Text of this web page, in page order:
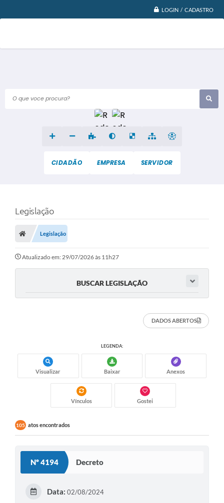
LOGIN / CADASTRO
O que voce procura?
CIDADÃO EMPRESA SERVIDOR
Legislação
Legislação
Atualizado em: 29/07/2026 às 11h27
BUSCAR LEGISLAÇÃO
DADOS ABERTOS
LEGENDA:
Visualizar Baixar Anexos
Vínculos Gostei
105 atos encontrados
Nº 4194 Decreto
Data: 02/08/2024